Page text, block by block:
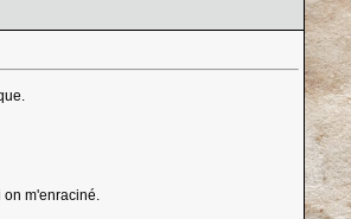
on m'enraciné.